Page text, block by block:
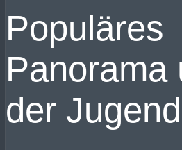
Populäres
Panorama
der